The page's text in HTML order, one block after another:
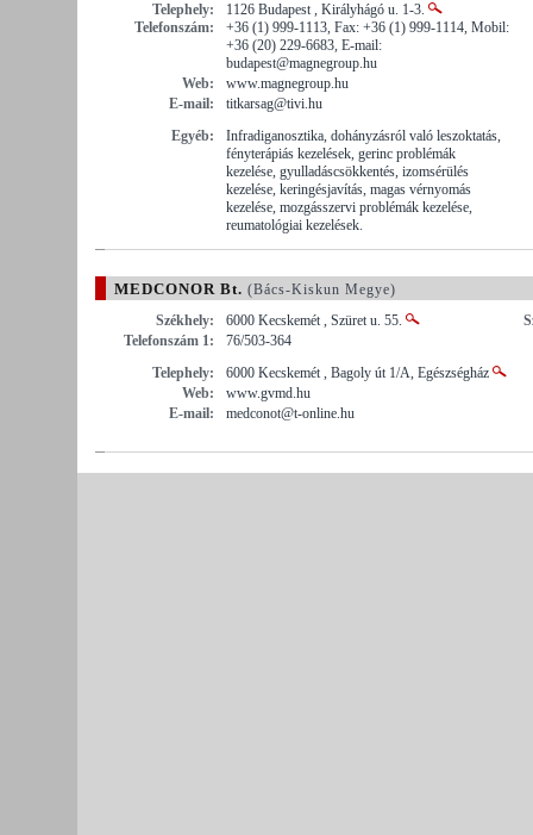
Telephely:
1126 Budapest , Királyhágó u. 1-3.
Telefonszám:
+36 (1) 999-1113, Fax: +36 (1) 999-1114, Mobil:
+36 (20) 229-6683, E-mail:
budapest@magnegroup.hu
Web:
www.magnegroup.hu
E-mail:
titkarsag@tivi.hu
Egyéb:
Infradiganosztika, dohányzásról való leszoktatás,
fényterápiás kezelések, gerinc problémák
kezelése, gyulladáscsökkentés, izomsérülés
kezelése, keringésjavítás, magas vérnyomás
kezelése, mozgásszervi problémák kezelése,
reumatológiai kezelések.
MEDCONOR Bt. (Bács-Kiskun Megye)
Székhely:
6000 Kecskemét , Szüret u. 55.
Telefonszám 1:
76/503-364
Telephely:
6000 Kecskemét , Bagoly út 1/A, Egészségház
Web:
www.gvmd.hu
E-mail:
medconot@t-online.hu